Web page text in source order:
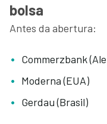
bolsa
Antes da abertura:
Commerzbank
Moderna (EUA)
Gerdau (Brasil)